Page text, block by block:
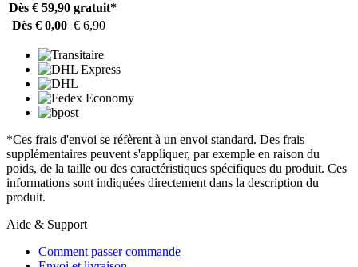
Dès € 59,90 gratuit*
Dès € 0,00 € 6,90
*Ces frais d'envoi se réfèrent à un envoi standard. Des frais
supplémentaires peuvent s'appliquer, par exemple en raison du
poids, de la taille ou des caractéristiques spécifiques du produit. Ces
informations sont indiquées directement dans la description du
produit.
Aide & Support
Comment passer commande